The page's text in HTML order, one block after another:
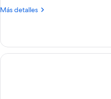
Más detalles
Más
Room-
Non-
Smoking